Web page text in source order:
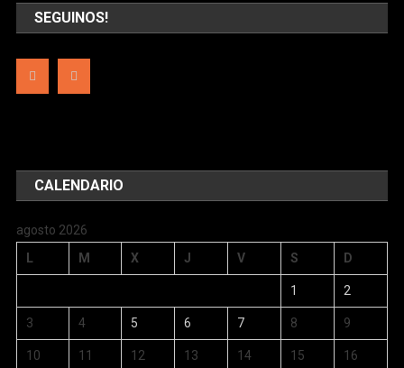
SEGUINOS!
CALENDARIO
agosto 2026
L
M X J V S D
1 2
3 4 5 6 7 8 9
10 11 12 13 14 15 16